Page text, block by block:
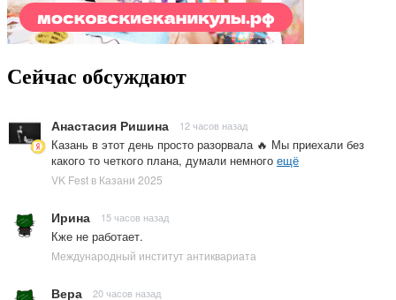
Сейчас обсуждают
Анастасия Ришина 12 часов назад
Казань в этот день просто разорвала 🔥 Мы приехали без
какого то четкого плана, думали немного ещё
VK Fest в Казани 2025
Ирина 15 часов назад
Кже не работает.
Международный институт антиквариата
Вера 20 часов назад